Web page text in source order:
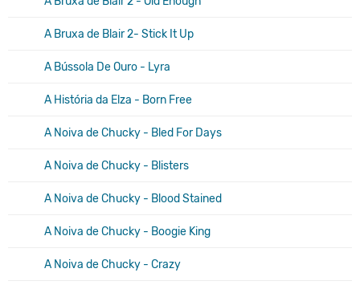
A Bruxa de Blair 2- Stick It Up
A Bússola De Ouro - Lyra
A História da Elza - Born Free
A Noiva de Chucky - Bled For Days
A Noiva de Chucky - Blisters
A Noiva de Chucky - Blood Stained
A Noiva de Chucky - Boogie King
A Noiva de Chucky - Crazy